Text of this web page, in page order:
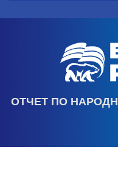
ОТЧЕТ ПО